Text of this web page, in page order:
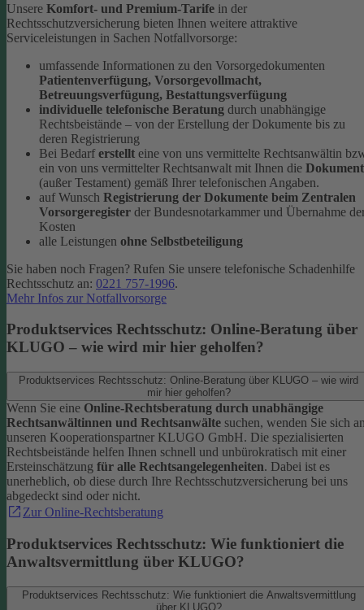
Unsere Komfort- und Premium-Tarife in der
Rechtsschutzversicherung bieten Ihnen weitere attraktive
Serviceleistungen in Sachen Notfallvorsorge:
umfassende Informationen zu den Vorsorgedokumenten
Patientenverfügung, Vorsorgevollmacht,
Betreuungsverfügung, Bestattungsverfügung
individuelle telefonische Beratung durch unabhängige
Rechtsbeistände – von der Erstellung der Dokumente bis zu
deren Registrierung
Bei Bedarf erstellt eine von uns vermittelte Rechtsanwältin
ein von uns vermittelter Rechtsanwalt mit Ihnen die
(außer Testament) gemäß Ihrer telefonischen Angaben.
auf Wunsch Registrierung der Dokumente beim Zentralen
Vorsorgeregister der Bundesnotarkammer und Übernahme
Kosten
alle Leistungen ohne Selbstbeteiligung
Sie haben noch Fragen? Rufen Sie unsere telefonische Schadenhilfe
Rechtsschutz an: 0221 757-1996.
Mehr Infos zur Notfallvorsorge
Produktservices Rechtsschutz: Online-Beratung über
KLUGO – wie wird mir hier geholfen?
Produktservices Rechtsschutz: Online-Beratung über KLUGO – wie wird
mir hier geholfen?
Wenn Sie eine Online-Rechtsberatung durch unabhängige
Rechtsanwältinnen und Rechtsanwälte suchen, wenden Sie sich
unseren Kooperationspartner KLUGO GmbH. Die spezialisierten
Rechtsbeistände helfen Ihnen schnell und unbürokratisch mit einer
Ersteinschätzung für alle Rechtsangelegenheiten. Dabei ist es
unerheblich, ob diese durch Ihre Rechtsschutzversicherung bei uns
abgedeckt sind oder nicht.
Zur Online-Rechtsberatung
Produktservices Rechtsschutz: Wie funktioniert die
Anwaltsvermittlung über KLUGO?
Produktservices Rechtsschutz: Wie funktioniert die Anwaltsvermittlung
über KLUGO?